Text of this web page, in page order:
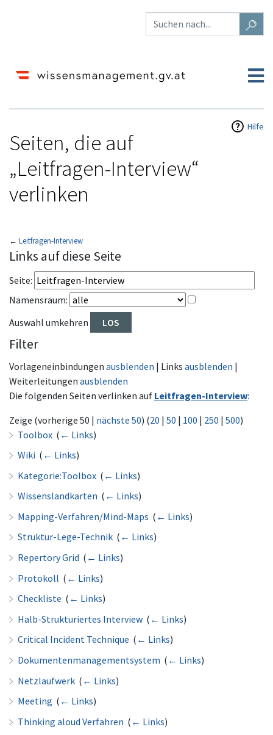
Hilfe
Seiten, die auf
„Leitfragen-Interview“
verlinken
← Leitfragen-Interview
Wechseln zu: Navigation,Suche
Links auf diese Seite
Seite:
Namensraum:
Auswahl umkehren
Filter
Vorlageneinbindungen ausblenden | Links ausblenden |
Weiterleitungen ausblenden
Die folgenden Seiten verlinken auf Leitfragen-Interview:
Zeige (vorherige 50 | nächste 50) (20 | 50 | 100 | 250 | 500)
Toolbox ( ← Links)
Wiki ( ← Links)
Kategorie:Toolbox ( ← Links)
Wissenslandkarten ( ← Links)
Mapping-Verfahren/Mind-Maps ( ← Links)
Struktur-Lege-Technik ( ← Links)
Repertory Grid ( ← Links)
Protokoll ( ← Links)
Checkliste ( ← Links)
Halb-Strukturiertes Interview ( ← Links)
Critical Incident Technique ( ← Links)
Dokumentenmanagementsystem ( ← Links)
Netzlaufwerk ( ← Links)
Meeting ( ← Links)
Thinking aloud Verfahren ( ← Links)